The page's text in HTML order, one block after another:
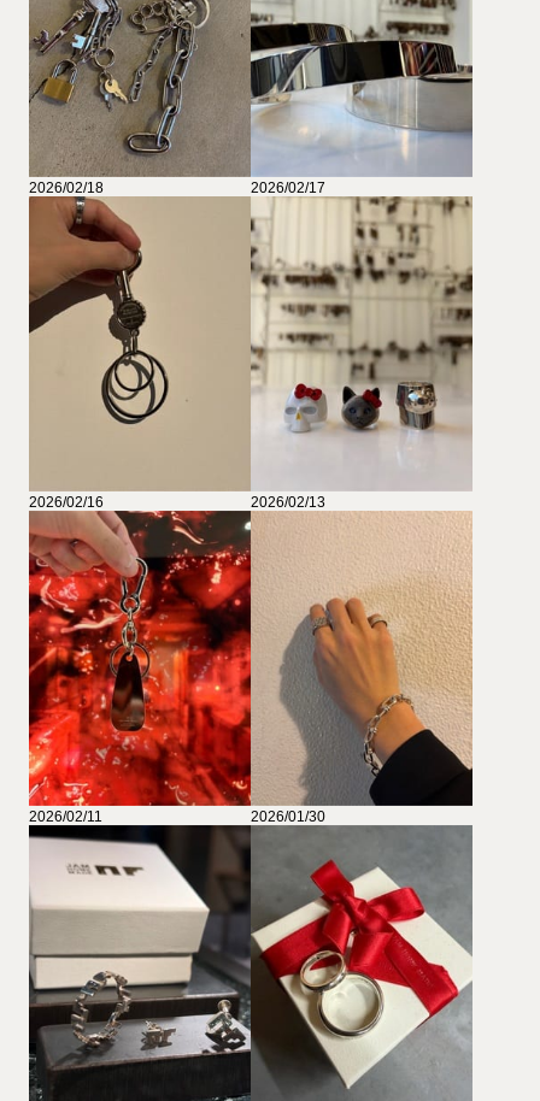
2026/02/18 2026/02/17
2026/02/16 2026/02/13
2026/02/11 2026/01/30